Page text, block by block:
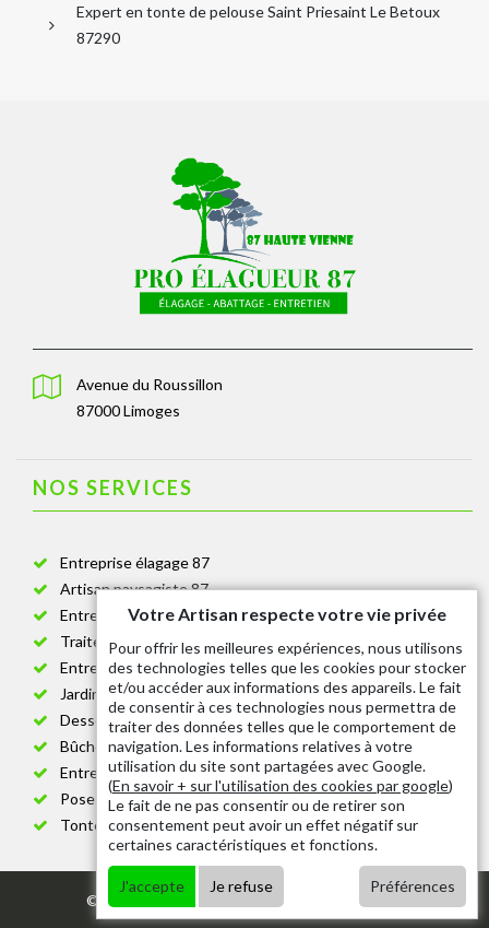
Expert en tonte de pelouse Saint Priesaint Le Betoux
87290
Avenue du Roussillon
87000 Limoges
NOS SERVICES
Entreprise élagage 87
Artisan paysagiste 87
Entreprise de jardinage 87
Traitement anti-chenille 87
Entreprise abattage arbre 87
Jardinier taille de haie 87
Dessouchage arbre et haie 87
Bûcheron 87
Entretien espace vert cimetière 87
Pose et changement grillage et clôture 87
Tonte de pelouse 87
© 2020 - Tout droit réservé | Mentions légales
Votre Artisan respecte votre vie privée
Pour offrir les meilleures expériences, nous utilisons
des technologies telles que les cookies pour stocker
et/ou accéder aux informations des appareils. Le fait
de consentir à ces technologies nous permettra de
traiter des données telles que le comportement de
navigation. Les informations relatives à votre
utilisation du site sont partagées avec Google.
(En savoir + sur l'utilisation des cookies par google)
Le fait de ne pas consentir ou de retirer son
consentement peut avoir un effet négatif sur
certaines caractéristiques et fonctions.
J'accepte Je refuse Préférences